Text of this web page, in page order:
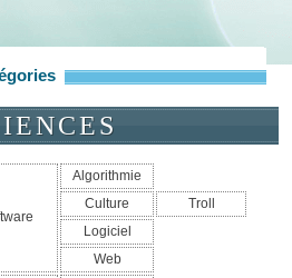
Algorithmie
Culture
Troll
Logiciel
Web